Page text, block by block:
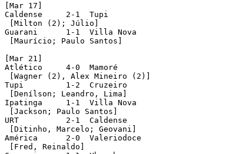
[Mar 17]
Caldense     2-1  Tupi
[Milton (2); Júlio]
Guarani      1-1  Villa Nova
[Maurício; Paulo Santos]
[Mar 21]
Atlético     4-0  Mamoré
[Wagner (2), Alex Mineiro (2)]
Tupi         1-2  Cruzeiro
[Denílson; Leandro, Lima]
Ipatinga     1-1  Villa Nova
[Jackson; Paulo Santos]
URT          2-1  Caldense
[Ditinho, Marcelo; Geovani]
América      2-0  Valeriodoce
[Fred, Reinaldo]